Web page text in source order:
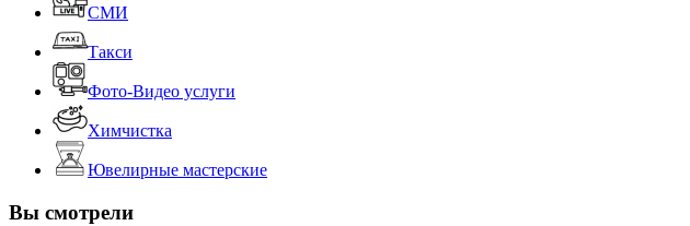
СМИ
Такси
Фото-Видео услуги
Химчистка
Ювелирные мастерские
Вы смотрели